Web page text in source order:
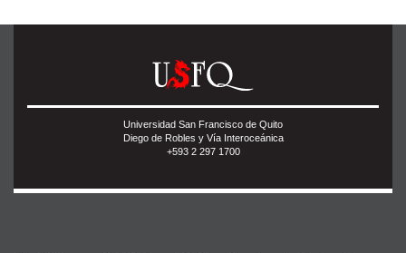
Universidad San Francisco de Quito
Diego de Robles y Vía Interoceánica
+593 2 297 1700